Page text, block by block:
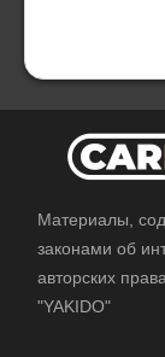
Материалы,
законами об
авторских
"YAKIDO"